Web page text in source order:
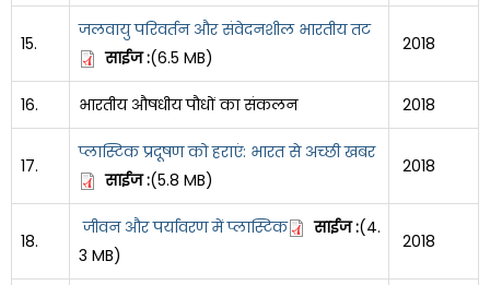
15.
जलवायु परिवर्तन और संवेदनशील भारतीय तट
साईज :(6.5 MB)
2018
16. भारतीय औषधीय पौधों का संकलन 2018
17.
प्लास्टिक प्रदूषण को हराएं: भारत से अच्छी खबर
साईज :(5.8 MB)
2018
18.
जीवन और पर्यावरण में प्लास्टिक साईज :(4.
3 MB)
2018